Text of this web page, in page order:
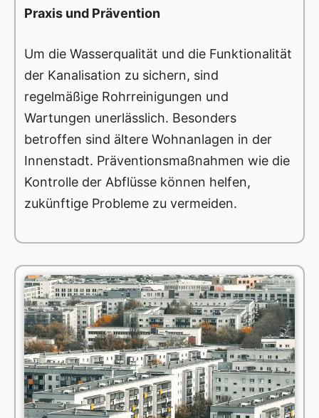
Praxis und Prävention
Um die Wasserqualität und die Funktionalität
der Kanalisation zu sichern, sind
regelmäßige Rohrreinigungen und
Wartungen unerlässlich. Besonders
betroffen sind ältere Wohnanlagen in der
Innenstadt. Präventionsmaßnahmen wie die
Kontrolle der Abflüsse können helfen,
zukünftige Probleme zu vermeiden.